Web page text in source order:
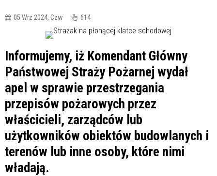
05 Wrz 2024, Czw 614
Informujemy, iż Komendant Główny
Państwowej Straży Pożarnej wydał
apel w sprawie przestrzegania
przepisów pożarowych przez
właścicieli, zarządców lub
użytkowników obiektów budowlanych i
terenów lub inne osoby, które nimi
władają.